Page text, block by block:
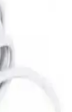
Baskı
Orijinallik
baskı
tamir geçmişi
Uyumlu Kafa